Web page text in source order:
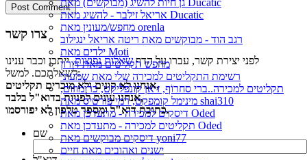
אריאל זילבר - להשיג מאת Ducatic
מחפש/מעונין מאת orenla
רגב הוד - מבוקשים מאת ריטה אריאל ינגילוב
ילדים מאת Moti
מחפש תקליטים מאת דורון
רשימת התקליטים למכירה שלי מאת שמעוני
תקליטים למכירה..ברי סחרוֹף, ז׳אן קונפליקט, כרומוזום,
מינימל קומפקט, רמי פורטיס מאת shai310
דיסקים למכירה - מתעדכן מאת Oded
תקליטים למכירה - מתעדכן מאת Oded
דיסקים מבוקשים מאת yoni77
ישנים ואהובים מאת חיים
צרו קשר
לפני יצירת קשר, עברו על הדףשאלות נפוצות, ייתכן וכבר ענינו
לשאלתכם. למשל:
אנחנו לא קונים ולא מוכרים תקליטים,
אנחנו עונים לפניות בדוא"ל בלבד,
כתובת דוא"ל ומספר טלפון לא יפורסמו.
שם